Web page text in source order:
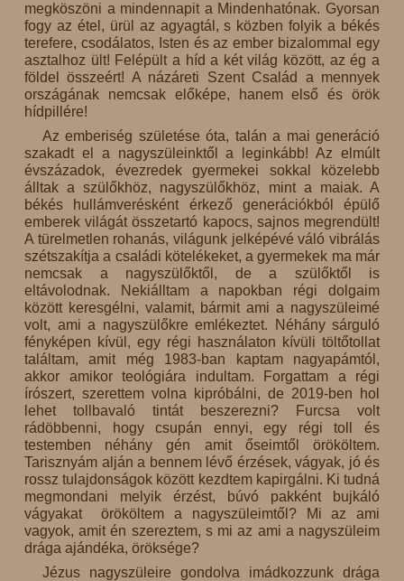
megköszöni a mindennapit a Mindenhatónak. Gyorsan
fogy az étel, ürül az agyagtál, s közben folyik a békés
terefere, csodálatos, Isten és az ember bizalommal egy
asztalhoz ült! Felépült a híd a két világ között, az ég a
földel összeért! A názáreti Szent Család a mennyek
országának nemcsak előképe, hanem első és örök
hídpillére!
Az emberiség születése óta, talán a mai generáció
szakadt el a nagyszüleinktől a leginkább! Az elmúlt
évszázadok, évezredek gyermekei sokkal közelebb
álltak a szülőkhöz, nagyszülőkhöz, mint a maiak. A
békés hullámverésként érkező generációkból épülő
emberek világát összetartó kapocs, sajnos megrendült!
A türelmetlen rohanás, világunk jelképévé váló vibrálás
szétszakítja a családi kötelékeket, a gyermekek ma már
nemcsak a nagyszülőktől, de a szülőktől is
eltávolodnak. Nekiálltam a napokban régi dolgaim
között keresgélni, valamit, bármit ami a nagyszüleimé
volt, ami a nagyszülőkre emlékeztet. Néhány sárguló
fényképen kívül, egy régi használaton kívüli töltőtollat
találtam, amit még 1983-ban kaptam nagyapámtól,
akkor amikor teológiára indultam. Forgattam a régi
írószert, szerettem volna kipróbálni, de 2019-ben hol
lehet tollbavaló tintát beszerezni? Furcsa volt
rádöbbenni, hogy csupán ennyi, egy régi toll és
testemben néhány gén amit őseimtől örököltem.
Tarisznyám alján a bennem lévő érzések, vágyak, jó és
rossz tulajdonságok között kezdtem kapirgálni. Ki tudná
megmondani melyik érzést, búvó pakként bujkáló
vágyakat örököltem a nagyszüleimtől? Mi az ami
vagyok, amit én szereztem, s mi az ami a nagyszüleim
drága ajándéka, öröksége?
Jézus nagyszüleire gondolva imádkozzunk drága